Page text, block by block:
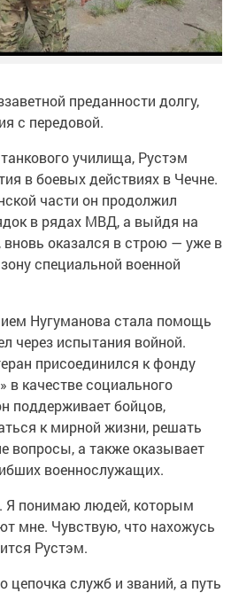
преданности долгу,
с передовой.
училища, Рустэм
в боевых действиях в Чечне.
части он продолжил
в рядах МВД, а выйдя на
вновь оказался в строю — уже в
специальной военной
Нугуманова стала помощь
через испытания войной.
присоединился к фонду
в качестве социального
поддерживает бойцов,
к мирной жизни, решать
вопросы, а также оказывает
военнослужащих.
Я понимаю людей, которым
мне. Чувствую, что нахожусь
Рустэм.
цепочка служб и званий, а путь